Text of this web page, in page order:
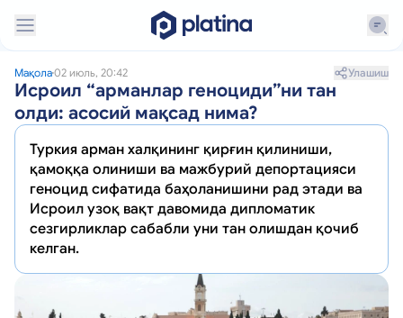
Мақола02 июль, 20:42 Улашиш
Исроил “арманлар геноциди”ни тан
олди: асосий мақсад нима?
Туркия арман халқининг қирғин қилиниши,
қамоққа олиниши ва мажбурий депортацияси
геноцид сифатида баҳоланишини рад этади ва
Исроил узоқ вақт давомида дипломатик
сезгирликлар сабабли уни тан олишдан қочиб
келган.